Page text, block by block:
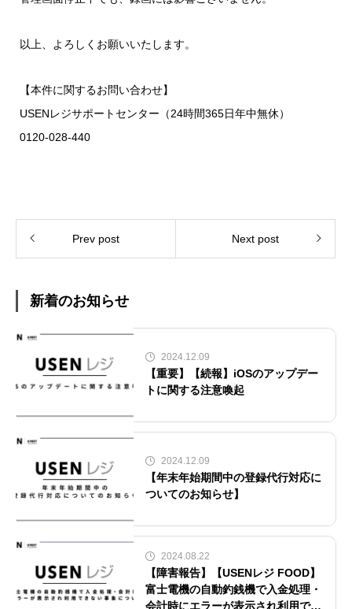
以上、よろしくお願いいたします。
【本件に関するお問い合わせ】
USENレジサポートセンター（24時間365日年中無休）
0120-028-440
Prev post Next post
新着のお知らせ
2024.12.09
【重要】【続報】iOSのアップデー
トに関する注意喚起
2024.12.09
【年末年始期間中の登録代行対応に
ついてのお知らせ】
2024.08.22
【障害報告】【USENレジ FOOD】
富士電機の自動釣銭機で入金処理・
会計時にエラーが表示され利用でき